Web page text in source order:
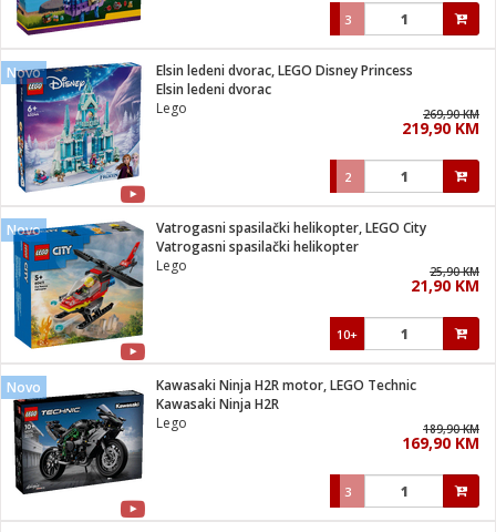
3
Novo
Elsin ledeni dvorac, LEGO Disney Princess
Elsin ledeni dvorac
Lego
269,90 KM
219,90 KM
2
Novo
Vatrogasni spasilački helikopter, LEGO City
Vatrogasni spasilački helikopter
Lego
25,90 KM
21,90 KM
10+
Novo
Kawasaki Ninja H2R motor, LEGO Technic
Kawasaki Ninja H2R
Lego
189,90 KM
169,90 KM
3